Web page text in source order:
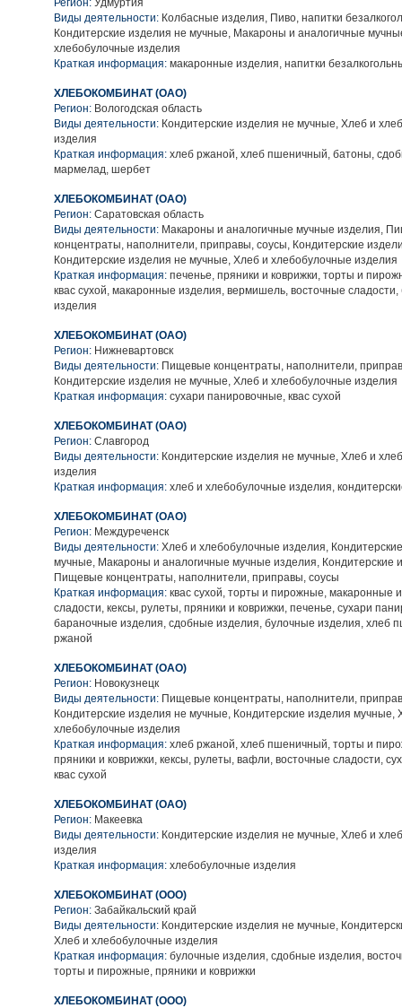
Регион: Удмуртия
Виды деятельности: Колбасные изделия, Пиво, напитки
Кондитерские изделия не мучные, Макароны и аналогичные
хлебобулочные изделия
Краткая информация: макаронные изделия, напитки
ХЛЕБОКОМБИНАТ (ОАО)
Регион: Вологодская область
Виды деятельности: Кондитерские изделия не мучные, Хлеб и
изделия
Краткая информация: хлеб ржаной, хлеб пшеничный, батоны,
мармелад, шербет
ХЛЕБОКОМБИНАТ (ОАО)
Регион: Саратовская область
Виды деятельности: Макароны и аналогичные мучные изделия,
концентраты, наполнители, приправы, соусы, Кондитерские
Кондитерские изделия не мучные, Хлеб и хлебобулочные изделия
Краткая информация: печенье, пряники и коврижки, торты и
квас сухой, макаронные изделия, вермишель, восточные
изделия
ХЛЕБОКОМБИНАТ (ОАО)
Регион: Нижневартовск
Виды деятельности: Пищевые концентраты, наполнители,
Кондитерские изделия не мучные, Хлеб и хлебобулочные изделия
Краткая информация: сухари панировочные, квас сухой
ХЛЕБОКОМБИНАТ (ОАО)
Регион: Славгород
Виды деятельности: Кондитерские изделия не мучные, Хлеб и
изделия
Краткая информация: хлеб и хлебобулочные изделия,
ХЛЕБОКОМБИНАТ (ОАО)
Регион: Междуреченск
Виды деятельности: Хлеб и хлебобулочные изделия,
мучные, Макароны и аналогичные мучные изделия, Кондитерские
Пищевые концентраты, наполнители, приправы, соусы
Краткая информация: квас сухой, торты и пирожные, макаронные
сладости, кексы, рулеты, пряники и коврижки, печенье, сухари
бараночные изделия, сдобные изделия, булочные изделия, хлеб
ржаной
ХЛЕБОКОМБИНАТ (ОАО)
Регион: Новокузнецк
Виды деятельности: Пищевые концентраты, наполнители,
Кондитерские изделия не мучные, Кондитерские изделия мучные,
хлебобулочные изделия
Краткая информация: хлеб ржаной, хлеб пшеничный, торты и
пряники и коврижки, кексы, рулеты, вафли, восточные сладости,
квас сухой
ХЛЕБОКОМБИНАТ (ОАО)
Регион: Макеевка
Виды деятельности: Кондитерские изделия не мучные, Хлеб и
изделия
Краткая информация: хлебобулочные изделия
ХЛЕБОКОМБИНАТ (ООО)
Регион: Забайкальский край
Виды деятельности: Кондитерские изделия не мучные,
Хлеб и хлебобулочные изделия
Краткая информация: булочные изделия, сдобные изделия,
торты и пирожные, пряники и коврижки
ХЛЕБОКОМБИНАТ (ООО)